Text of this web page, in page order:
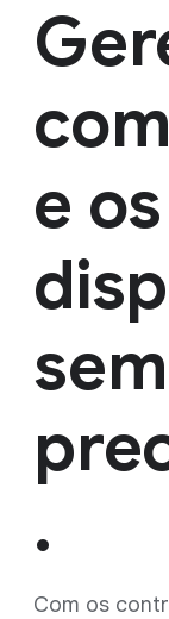
e os
sem
.
Com os